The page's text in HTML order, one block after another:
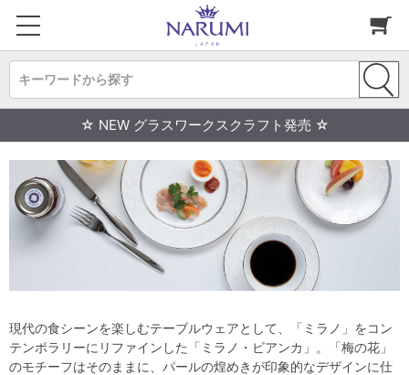
キーワードから探す
☆ NEW グラスワークスクラフト発売 ☆
現代の食シーンを楽しむテーブルウェアとして、「ミラノ」をコン
テンポラリーにリファインした「ミラノ・ビアンカ」。「梅の花」
のモチーフはそのままに、パールの煌めきが印象的なデザインに仕